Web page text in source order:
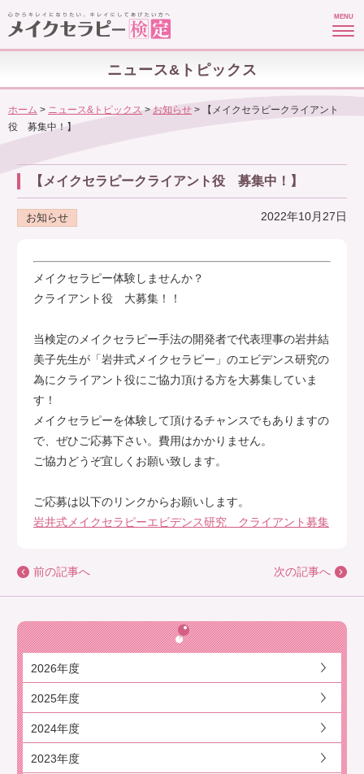
MENU
ニュース&トピックス
ホーム > ニュース&トピックス > お知らせ >
【メイクセラピークライアント
役 募集中！】
【メイクセラピークライアント役 募集中！】
お知らせ 2022年10月27日
メイクセラピー体験しませんか？
クライアント役 大募集！！
当検定のメイクセラピー手法の開発者で代表理事の岩井結
美子先生が「岩井式メイクセラピー」のエビデンス研究の
為にクライアント役にご協力頂ける方を大募集していま
す！
メイクセラピーを体験して頂けるチャンスでもありますの
で、ぜひご応募下さい。費用はかかりません。
ご協力どうぞ宜しくお願い致します。
ご応募は以下のリンクからお願いします。
岩井式メイクセラピーエビデンス研究 クライアント募集
前の記事へ 次の記事へ
2026年度
2025年度
2024年度
2023年度